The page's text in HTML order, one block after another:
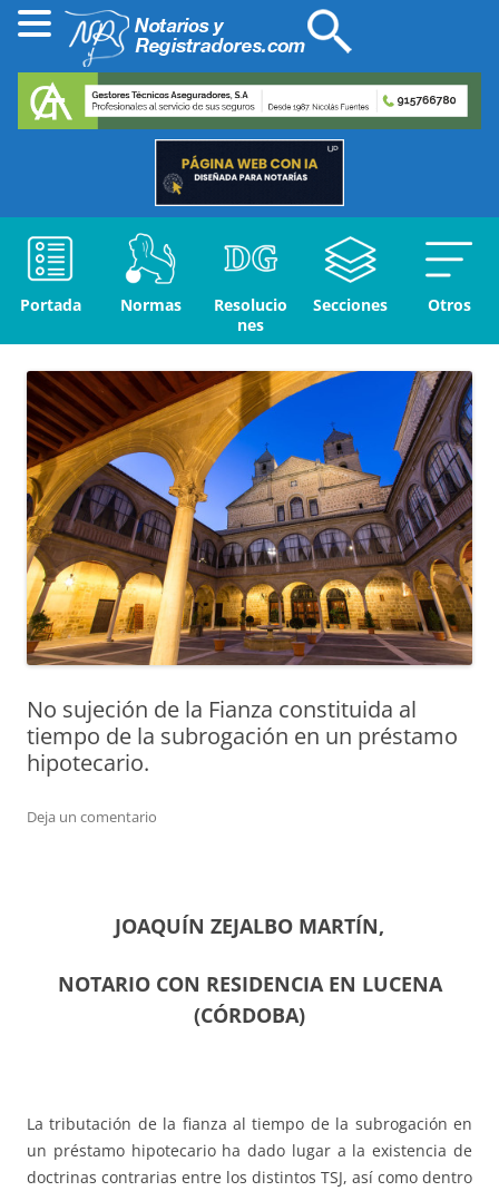
Portada Normas
Resolucio
nes
Secciones Otros
No sujeción de la Fianza constituida al
tiempo de la subrogación en un préstamo
hipotecario.
Deja un comentario
JOAQUÍN ZEJALBO MARTÍN,
NOTARIO CON RESIDENCIA EN LUCENA
(CÓRDOBA)
La tributación de la fianza al tiempo de la subrogación en
un préstamo hipotecario ha dado lugar a la existencia de
doctrinas contrarias entre los distintos TSJ, así como dentro